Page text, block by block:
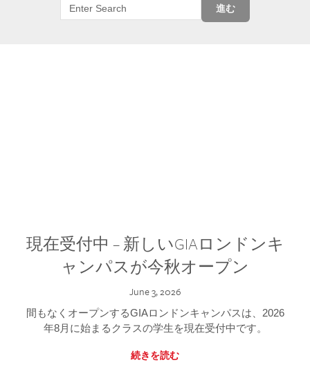
進む
現在受付中 – 新しいGIAロンドンキ
ャンパスが今秋オープン
June 3, 2026
間もなくオープンするGIAロンドンキャンパスは、2026
年8月に始まるクラスの学生を現在受付中です。
続きを読む